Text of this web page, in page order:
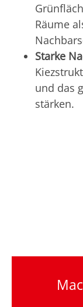
Räume
Starke
und das
stärken.